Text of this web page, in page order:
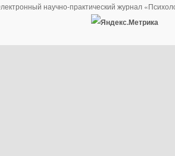
научно-практический журнал